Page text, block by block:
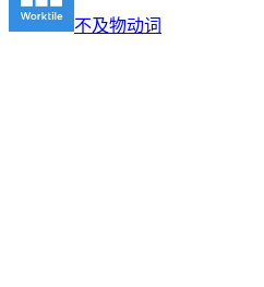
不及物动词